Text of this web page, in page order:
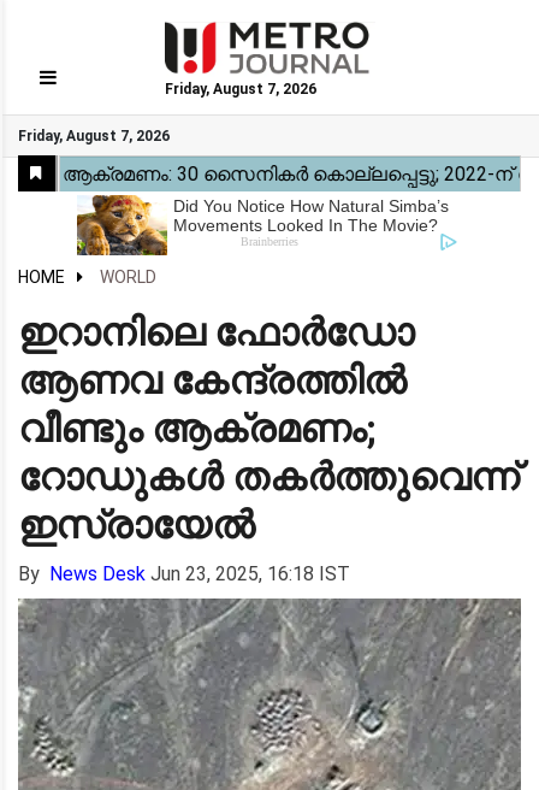
Friday, August 7, 2026
Friday, August 7, 2026
GO
Home
Kerala
National
Gulf
World
Sports
Movies
Health
Automobile
Travel
Education
Novel
Business
Technology
Webstory
HOME WORLD
ഇറാനിലെ ഫോർഡോ
ആണവ കേന്ദ്രത്തിൽ
വീണ്ടും ആക്രമണം;
റോഡുകൾ തകർത്തുവെന്ന്
ഇസ്രായേൽ
By News Desk Jun 23, 2025, 16:18 IST